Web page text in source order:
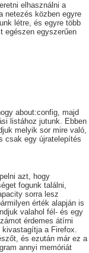
elhasználni a
netezés közben egyre
létre, és egyre több
egészen egyszerűen
about:config, majd
listához jutunk. Ebben
melyik sor mire való,
csak egy újratelepítés
azt, hogy
fogunk találni,
sorra lesz
érték alapján is
valahol fél- és egy
érdemes átírni
kivastagítja a Firefox.
és ezután már ez a
annyi memóriát